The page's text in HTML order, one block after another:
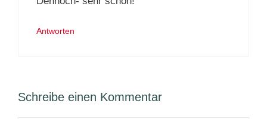
Antworten
Schreibe einen Kommentar